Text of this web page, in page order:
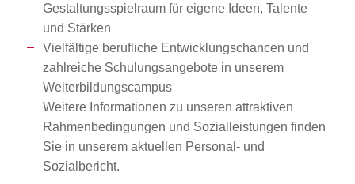
Gestaltungsspielraum für eigene Ideen, Talente
und Stärken
Vielfältige berufliche Entwicklungschancen und
zahlreiche Schulungsangebote in unserem
Weiterbildungscampus
Weitere Informationen zu unseren attraktiven
Rahmenbedingungen und Sozialleistungen finden
Sie in unserem aktuellen Personal- und
Sozialbericht.